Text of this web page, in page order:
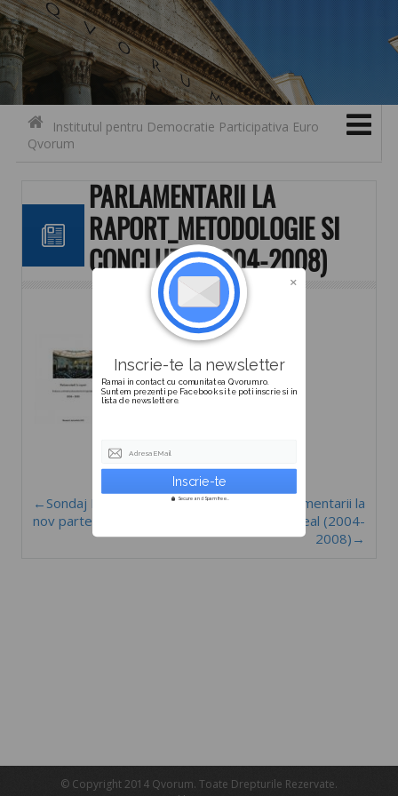
Contact
Skip to content
Institutul pentru Democratie Participativa Euro
Qvorum
PARLAMENTARII LA
RAPORT_METODOLOGIE SI
CONCLUZII (2004-2008)
Descarca
←Sondaj Busola Politică 10
nov partea I
Parlamentarii la
raport_Ardeal (2004-
2008)→
© Copyright 2014 Qvorum. Toate Drepturile Rezervate.
Inscrie-te la newsletter
Ramai in contact cu comunitatea Qvorum.ro.
Suntem prezenti pe Facebook si te poti inscrie si in
lista de newslettere.
Adresa EMail
Secure and Spam free...